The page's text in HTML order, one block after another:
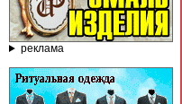
реклама